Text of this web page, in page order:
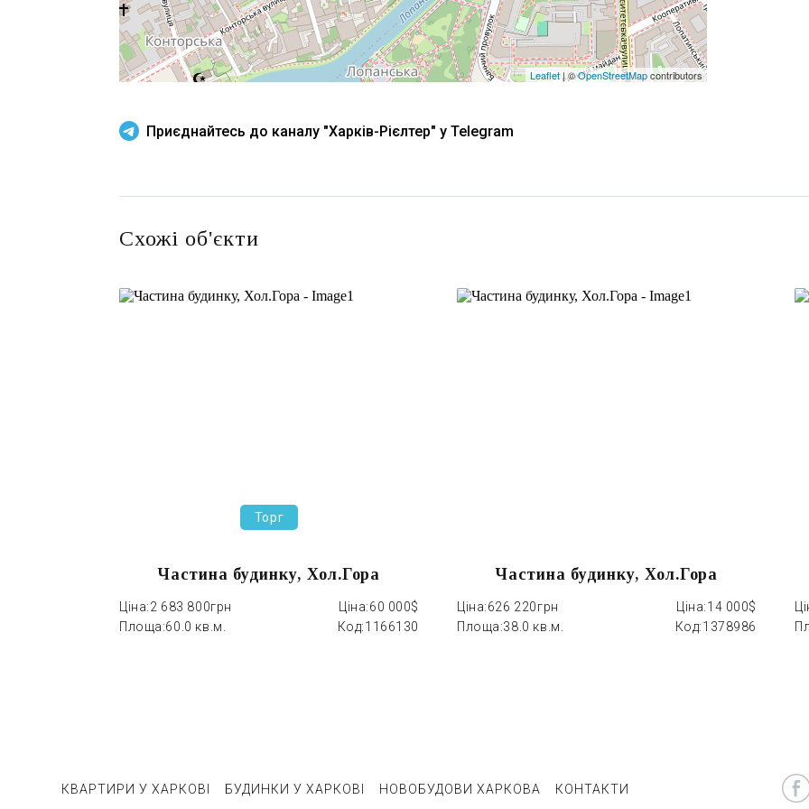
Leaflet| ©OpenStreetMapcontributors
Приєднайтесь до каналу "Харків-Рієлтер" у Telegram
Схожі об'єкти
Торг
Частина будинку, Хол.Гора
Ціна:2 683 800грн Ціна:60 000$
Площа:60.0 кв.м. Код:1166130
Частина будинку, Хол.Гора
Ціна:626 220грн Ціна:14 000$
Площа:38.0 кв.м. Код:1378986
КВАРТИРИ У ХАРКОВІ БУДИНКИ У ХАРКОВІ НОВОБУДОВИ ХАРКОВА КОНТАКТИ